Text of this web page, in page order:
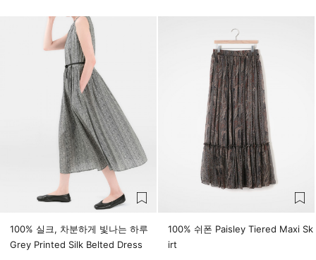
100% 실크, 차분하게 빛나는 하루
Grey Printed Silk Belted Dress
100% 쉬폰 Paisley Tiered Maxi Sk
irt